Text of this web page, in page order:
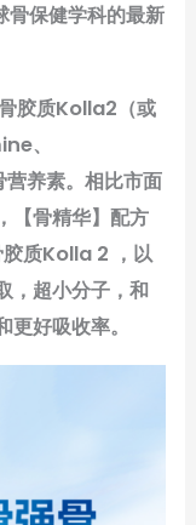
保健学科的最新
胶质Kolla2（或
、
养素。相比市面
骨精华】配方
胶质Kolla 2 ，以
，超小分子，和
好吸收率。